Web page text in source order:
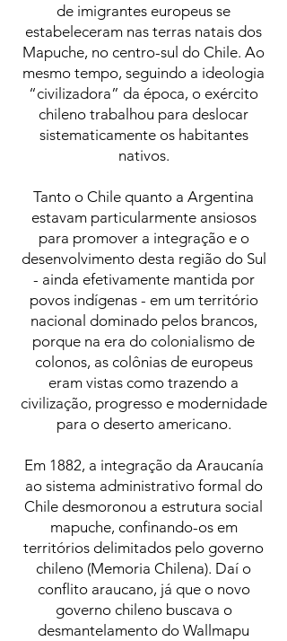
de imigrantes europeus se
estabeleceram nas terras natais dos
Mapuche, no centro-sul do Chile. Ao
mesmo tempo, seguindo a ideologia
“civilizadora” da época, o exército
chileno trabalhou para deslocar
sistematicamente os habitantes
nativos.
Tanto o Chile quanto a Argentina
estavam particularmente ansiosos
para promover a integração e o
desenvolvimento desta região do Sul
- ainda efetivamente mantida por
povos indígenas - em um território
nacional dominado pelos brancos,
porque na era do colonialismo de
colonos, as colônias de europeus
eram vistas como trazendo a
civilização, progresso e modernidade
para o deserto americano.
Em 1882, a integração da Araucanía
ao sistema administrativo formal do
Chile desmoronou a estrutura social
mapuche, confinando-os em
territórios delimitados pelo governo
chileno (Memoria Chilena). Daí o
conflito araucano, já que o novo
governo chileno buscava o
desmantelamento do Wallmapu